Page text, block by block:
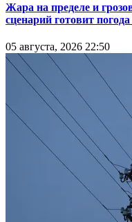
Жара на пределе и
сценарий готовит
05 августа, 2026 22:50